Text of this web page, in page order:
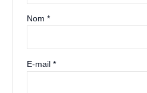
Nom*
E-mail*